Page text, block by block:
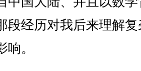
段经历对我后来理解
。